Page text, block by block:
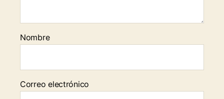
Nombre
Correo electrónico